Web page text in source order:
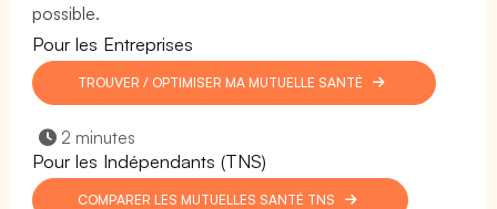
possible.
Pour les Entreprises
TROUVER / OPTIMISER MA MUTUELLE SANTÉ
2 minutes
Pour les Indépendants (TNS)
COMPARER LES MUTUELLES SANTÉ TNS